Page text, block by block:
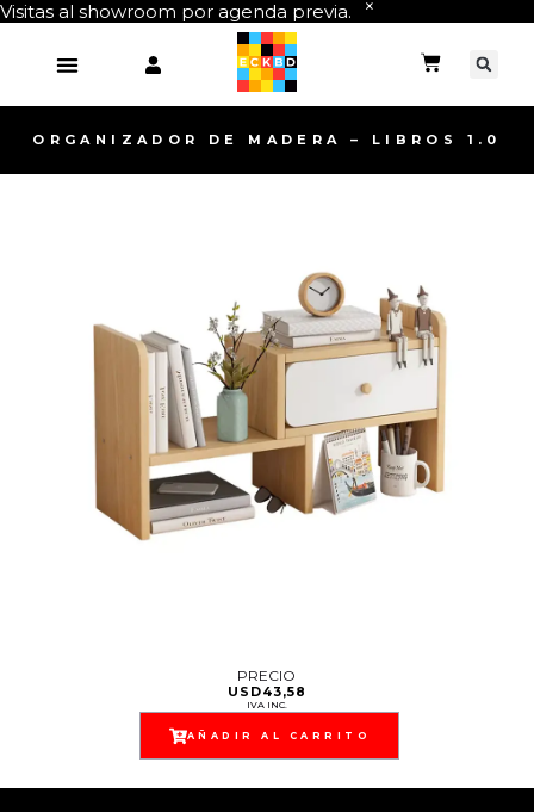
Visitas al showroom por agenda previa.
ORGANIZADOR DE MADERA – LIBROS 1.0
PRECIO
USD43,58
IVA INC.
AÑADIR AL CARRITO